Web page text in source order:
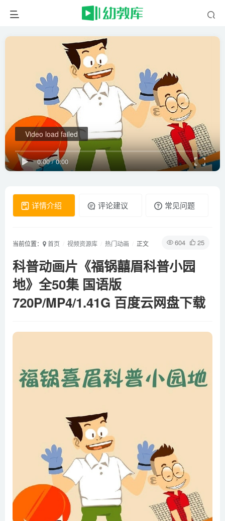
0:00/0:00
Video load failed
详情介绍 评论建议 常见问题
604 25
当前位置： 首页 视频资源库 热门动画 正文
科普动画片《福锅囍眉科普小园
地》全50集 国语版
720P/MP4/1.41G 百度云网盘下载